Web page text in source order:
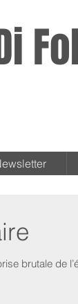
brutale de